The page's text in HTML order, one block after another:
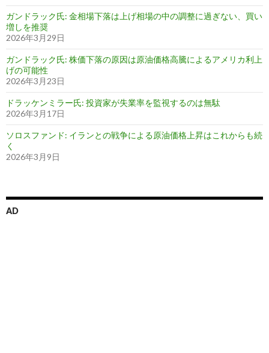
ガンドラック氏: 金相場下落は上げ相場の中の調整に過ぎない、買い
増しを推奨
2026年3月29日
ガンドラック氏: 株価下落の原因は原油価格高騰によるアメリカ利上
げの可能性
2026年3月23日
ドラッケンミラー氏: 投資家が失業率を監視するのは無駄
2026年3月17日
ソロスファンド: イランとの戦争による原油価格上昇はこれからも続
く
2026年3月9日
AD